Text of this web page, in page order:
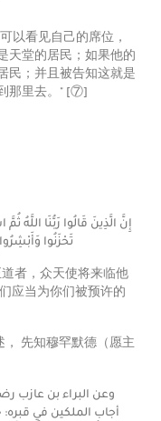
以看见自己的席位，
天堂的居民；如果他的
民；并且被告知这就是
那里去。" [⑦]
إِنَّ الَّذِينَ قَالُوا رَبُّنَا اللَّهُ
تَحْزَنُوا
者，众天使将来临他
应当为你们被预许的
， 先知穆罕默德（愿主
2- وعن البراء بن عازب
أجاب الملكين في قبره: